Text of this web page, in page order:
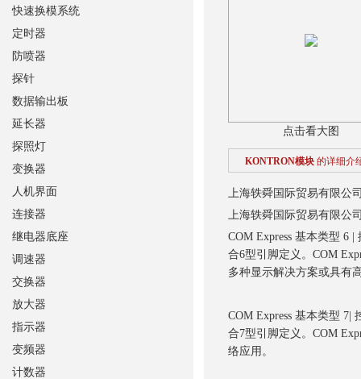
点击看大图
KONTRON模块 的详细介
上海轶舜国际贸易有限公
上海轶舜国际贸易有限公
COM Express 基本类型 6
合6型引脚定义。COM
多种显示解决方案或具有
COM Express 基本类型 7|
合7型引脚定义。COM
络应用。
快速换模系统
定时器
防喷器
探针
数据输出板
延长器
探照灯
变换器
人机界面
连接器
继电器底座
调速器
交换器
放大器
指示器
变频器
计数器